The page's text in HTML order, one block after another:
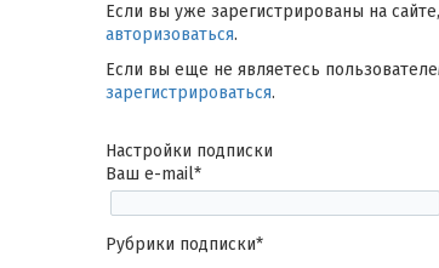
Если вы уже зарегистрированы на
авторизоваться.
Если вы еще не являетесь
зарегистрироваться.
Настройки подписки
Ваш e-mail*
Рубрики подписки*